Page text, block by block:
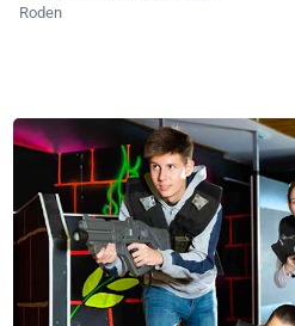
Roden